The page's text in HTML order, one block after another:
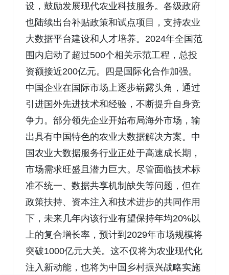
设，鼓励发展现代农业科技服务。各级政府
也陆续出台补贴政策和试点项目，支持农业
大数据平台建设和人才培养。2024年全国范
围内启动了超过500个相关示范工程，总投
资额接近200亿元。四是国际化合作加强。
中国企业在国际市场上逐步崭露头角，通过
引进国外先进技术和经验，不断提升自身竞
争力。部分领先企业开始布局海外市场，输
出具有中国特色的农业大数据解决方案。中
国农业大数据服务行业正处于高速成长期，
市场需求旺盛且潜力巨大。尽管面临技术标
准不统一、数据共享机制缺失等问题，但在
政策扶持、资本注入和技术进步的共同作用
下，未来几年内该行业有望保持年均20%以
上的复合增长率，预计到2029年市场规模将
突破1000亿元大关。这不仅将为农业现代化
注入新动能，也将为中国乡村振兴战略实施